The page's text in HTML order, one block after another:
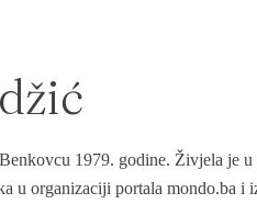
1979. godine. Živjela je
u organizaciji portala mondo.ba